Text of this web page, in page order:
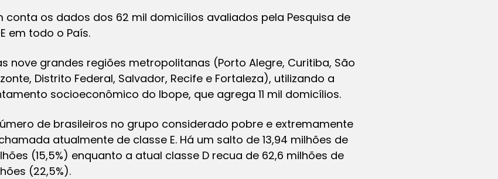
conta os dados dos 62 mil domicílios avaliados pela Pesquisa de
em todo o País.
nove grandes regiões metropolitanas (Porto Alegre, Curitiba, São
Distrito Federal, Salvador, Recife e Fortaleza), utilizando a
socioeconômico do Ibope, que agrega 11 mil domicílios.
de brasileiros no grupo considerado pobre e extremamente
atualmente de classe E. Há um salto de 13,94 milhões de
(15,5%) enquanto a atual classe D recua de 62,6 milhões de
(22,5%).